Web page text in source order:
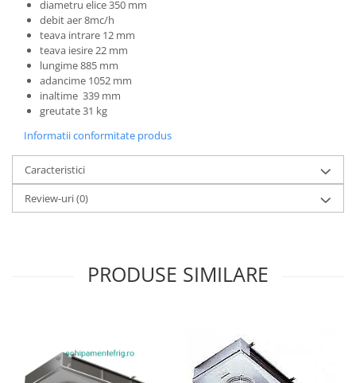
diametru elice 350 mm
debit aer 8mc/h
teava intrare 12 mm
teava iesire 22 mm
lungime 885 mm
adancime 1052 mm
inaltime 339 mm
greutate 31 kg
Informatii conformitate produs
Caracteristici
Review-uri(0)
PRODUSE SIMILARE